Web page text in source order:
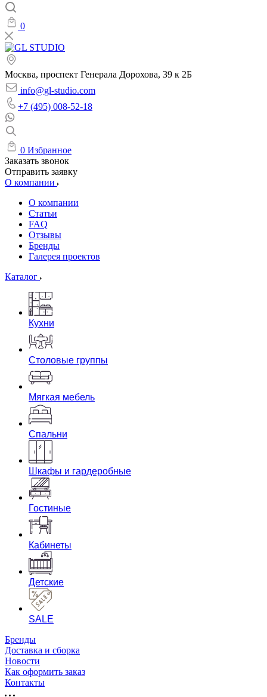
0
Москва, проспект Генерала Дорохова, 39 к 2Б
info@gl-studio.com
+7 (495) 008-52-18
0 Избранное
Заказать звонок
Отправить заявку
О компании
О компании
Статьи
FAQ
Отзывы
Бренды
Галерея проектов
Каталог
Кухни
Столовые группы
Мягкая мебель
Спальни
Шкафы и гардеробные
Гостиные
Кабинеты
Детские
SALE
Бренды
Доставка и сборка
Новости
Как оформить заказ
Контакты